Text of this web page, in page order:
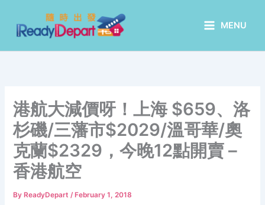
content
MENU
港航大減價呀！上海 $659、洛
杉磯/三藩市$2029/溫哥華/奧
克蘭$2329，今晚12點開賣 –
香港航空
By ReadyDepart/ February 1, 2018